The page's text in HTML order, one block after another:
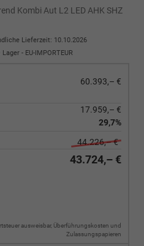
Kombi Aut L2 LED AHK SHZ
Lieferzeit: 10.10.2026
Lager - EU-IMPORTEUR
60.393,– €
17.959,– €
29,7%
44.226,– €
43.724,– €
ausweisbar, Überführungskosten und
Zulassungspapieren